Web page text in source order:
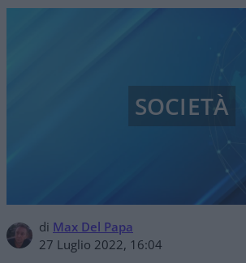
di Max Del Papa
27 Luglio 2022, 16:04
SOCIETÀ